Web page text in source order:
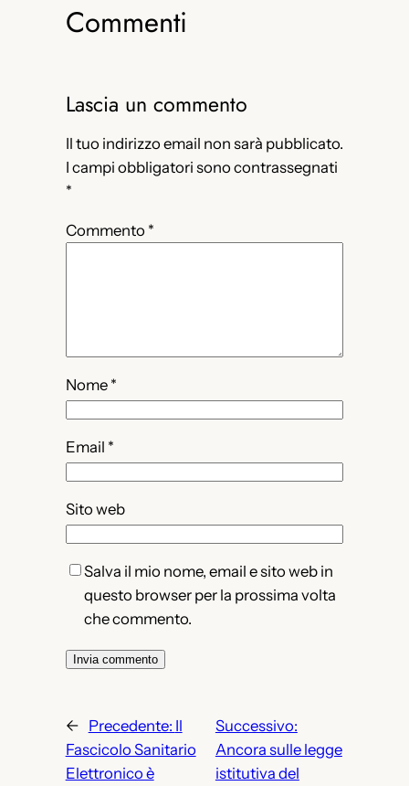
Commenti
Lascia un commento
Il tuo indirizzo email non sarà pubblicato.
I campi obbligatori sono contrassegnati
*
Commento *
Nome *
Email *
Sito web
Salva il mio nome, email e sito web in
questo browser per la prossima volta
che commento.
← Precedente: Il
Fascicolo Sanitario
Elettronico è
Successivo:
Ancora sulle legge
istitutiva del